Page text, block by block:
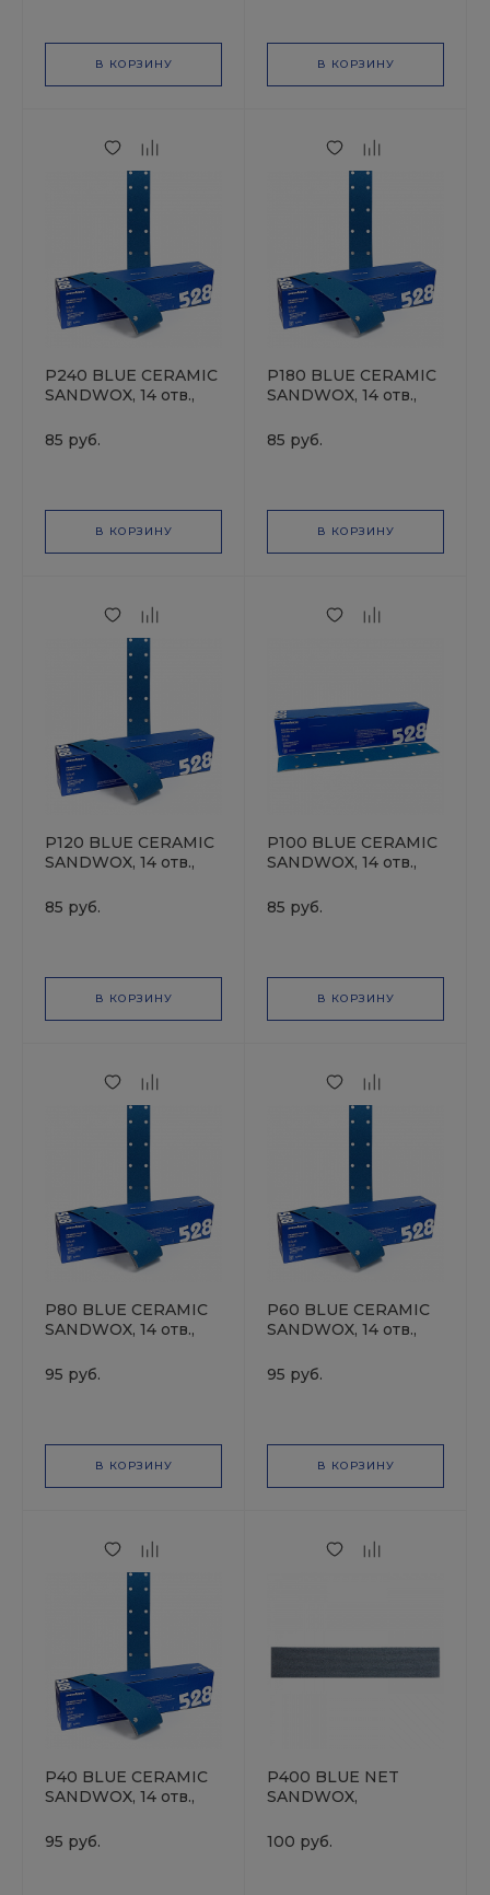
В КОРЗИНУ В КОРЗИНУ
P240 BLUE CERAMIC
SANDWOX, 14 отв.,
шлифовальная на
бумажной основе,
85 руб.
В КОРЗИНУ
P180 BLUE CERAMIC
SANDWOX, 14 отв.,
шлифовальная на
бумажной основе,
85 руб.
В КОРЗИНУ
P120 BLUE CERAMIC
SANDWOX, 14 отв.,
шлифовальная на
бумажной основе,
85 руб.
В КОРЗИНУ
P100 BLUE CERAMIC
SANDWOX, 14 отв.,
шлифовальная на
бумажной основе,
85 руб.
В КОРЗИНУ
P80 BLUE CERAMIC
SANDWOX, 14 отв.,
шлифовальная на
бумажной основе,
95 руб.
В КОРЗИНУ
P60 BLUE CERAMIC
SANDWOX, 14 отв.,
шлифовальная на
бумажной основе,
95 руб.
В КОРЗИНУ
P40 BLUE CERAMIC
SANDWOX, 14 отв.,
шлифовальная на
бумажной основе,
95 руб.
P400 BLUE NET
SANDWOX,
на сетчатой основе,
оксид алюминия
100 руб.